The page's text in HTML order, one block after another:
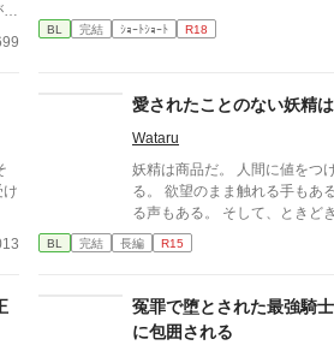
BL 完結 ｼｮｰﾄｼｮｰﾄ R18
愛されたことのない妖精
Wataru
妖精は商品だ。 人間に値をつ
る。 欲望のまま触れる手もある。 優しさのふりをす
る声もある。 そして、とき
間もいる。 それが一番、苦しい。 人間に消費される
ことには慣れている。 傷つくことにも
もいい。 ただ一度だけ、 「お前がいい」と言われた
かった。 優しさが刃になる、 檻の中の妖精たちの切
ないBL短編集。
BL 完結 長編 R15
冤罪で堕とされた最強騎
に包囲される